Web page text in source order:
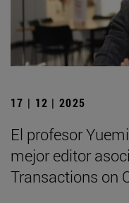
17 | 12 | 2025
El profesor
mejor editor
Transactions on